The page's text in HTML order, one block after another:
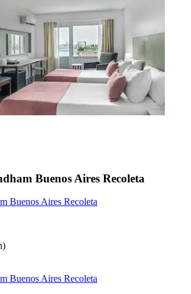
Buenos Aires Recoleta
Buenos Aires Recoleta
Buenos Aires Recoleta